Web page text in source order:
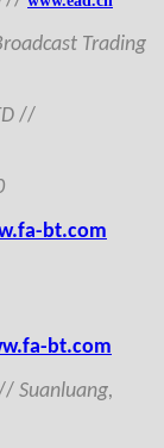
Trading
//
bt.com
bt.com
Suanluang,